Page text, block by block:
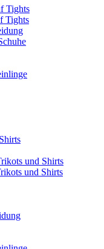
Tights
Tights
und Shirts
und Shirts